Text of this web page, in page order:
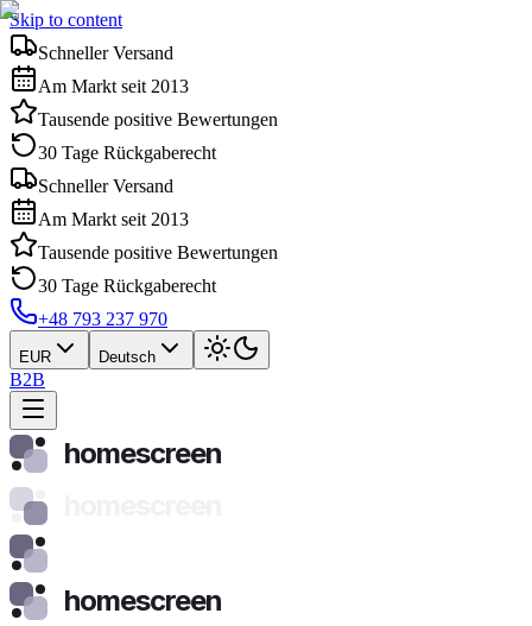
Skip to content
Schneller Versand
Am Markt seit 2013
Tausende positive Bewertungen
30 Tage Rückgaberecht
Schneller Versand
Am Markt seit 2013
Tausende positive Bewertungen
30 Tage Rückgaberecht
+48 793 237 970
EUR Deutsch
B2B
homescreen
homescreen